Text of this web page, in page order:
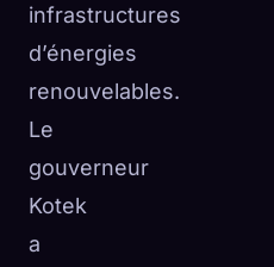
infrastructures
d’énergies
renouvelables.
Le
gouverneur
Kotek
a